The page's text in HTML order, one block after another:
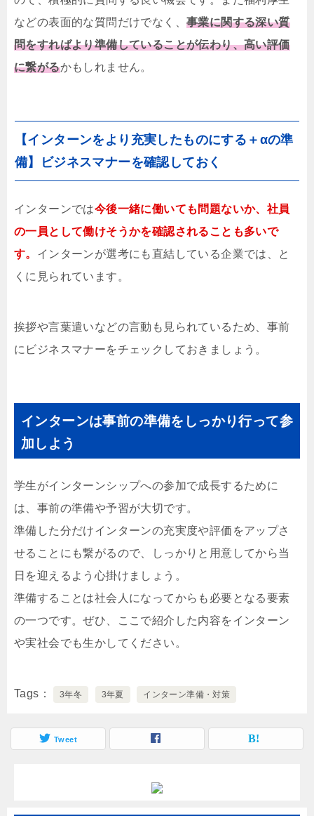
などの表面的な質問だけでなく、 事業に関する深い質
問をすればより準備していることが伝わり、高い評価
に繋がるかもしれません。
【インターンをより充実したものにする＋αの準
備】ビジネスマナーを確認しておく
インターンでは今後一緒に働いても問題ないか、社員
の一員として働けそうかを確認されることも多いで
す。 インターンが選考にも直結している企業では、と
くに見られています。
挨拶や言葉遣いなどの言動も見られているため、事前
にビジネスマナーをチェックしておきましょう。
インターンは事前の準備をしっかり行って参
加しよう
学生がインターンシップへの参加で成長するために
は、事前の準備や予習が大切です。
準備した分だけインターンの充実度や評価をアップさ
せることにも繋がるので、しっかりと用意してから当
日を迎えるよう心掛けましょう。
準備することは社会人になってからも必要となる要素
の一つです。ぜひ、ここで紹介した内容をインターン
や実社会でも生かしてください。
Tags 3年冬 3年夏 インターン準備・対策
Tweet